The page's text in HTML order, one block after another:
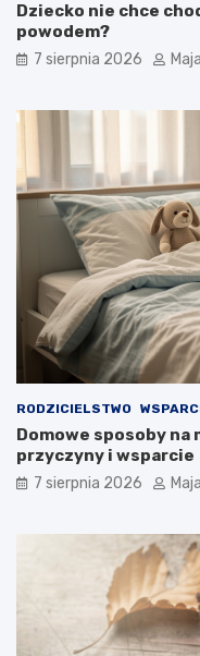
Dziecko nie chce
powodem?
7 sierpnia 2026
RODZICIELSTWO
Domowe sposoby na
przyczyny i wsparcie
7 sierpnia 2026